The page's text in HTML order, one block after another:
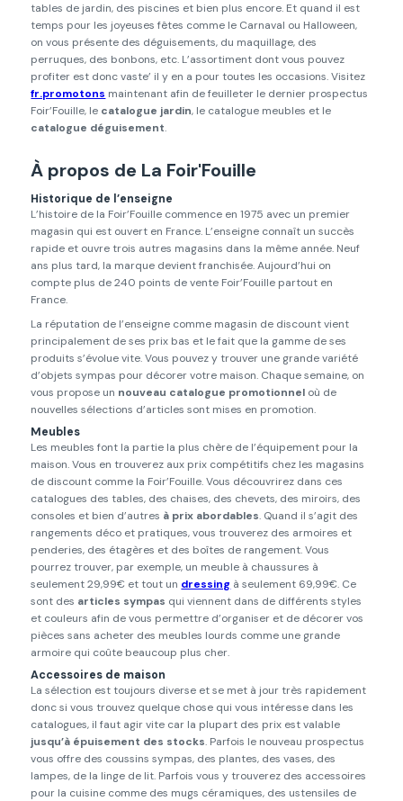
tables de jardin, des piscines et bien plus encore. Et quand il est
temps pour les joyeuses fêtes comme le Carnaval ou Halloween,
on vous présente des déguisements, du maquillage, des
perruques, des bonbons, etc. L’assortiment dont vous pouvez
profiter est donc vaste’ il y en a pour toutes les occasions. Visitez
fr.promotons maintenant afin de feuilleter le dernier prospectus
Foir’Fouille, le catalogue jardin, le catalogue meubles et le
catalogue déguisement.
À propos de La Foir'Fouille
Historique de l’enseigne
L’histoire de la Foir’Fouille commence en 1975 avec un premier
magasin qui est ouvert en France. L’enseigne connaît un succès
rapide et ouvre trois autres magasins dans la même année. Neuf
ans plus tard, la marque devient franchisée. Aujourd’hui on
compte plus de 240 points de vente Foir’Fouille partout en
France.
La réputation de l’enseigne comme magasin de discount vient
principalement de ses prix bas et le fait que la gamme de ses
produits s’évolue vite. Vous pouvez y trouver une grande variété
d’objets sympas pour décorer votre maison. Chaque semaine, on
vous propose un nouveau catalogue promotionnel où de
nouvelles sélections d’articles sont mises en promotion.
Meubles
Les meubles font la partie la plus chère de l’équipement pour la
maison. Vous en trouverez aux prix compétitifs chez les magasins
de discount comme la Foir’Fouille. Vous découvrirez dans ces
catalogues des tables, des chaises, des chevets, des miroirs, des
consoles et bien d’autres à prix abordables. Quand il s’agit des
rangements déco et pratiques, vous trouverez des armoires et
penderies, des étagères et des boîtes de rangement. Vous
pourrez trouver, par exemple, un meuble à chaussures à
seulement 29,99€ et tout un dressing à seulement 69,99€. Ce
sont des articles sympas qui viennent dans de différents styles
et couleurs afin de vous permettre d’organiser et de décorer vos
pièces sans acheter des meubles lourds comme une grande
armoire qui coûte beaucoup plus cher.
Accessoires de maison
La sélection est toujours diverse et se met à jour très rapidement
donc si vous trouvez quelque chose qui vous intéresse dans les
catalogues, il faut agir vite car la plupart des prix est valable
jusqu’à épuisement des stocks. Parfois le nouveau prospectus
vous offre des coussins sympas, des plantes, des vases, des
lampes, de la linge de lit. Parfois vous y trouverez des accessoires
pour la cuisine comme des mugs céramiques, des ustensiles de